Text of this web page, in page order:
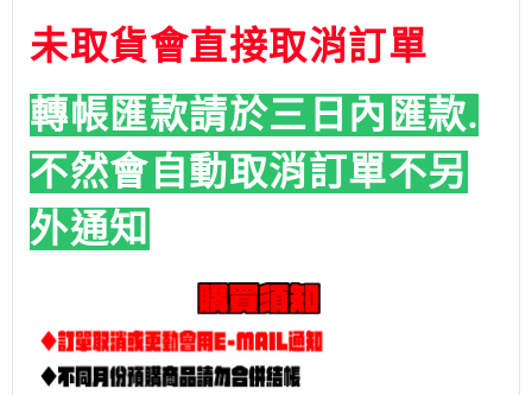
未取貨會直接取消訂單
轉帳匯款請於三日內匯款.
不然會自動取消訂單不另
外通知